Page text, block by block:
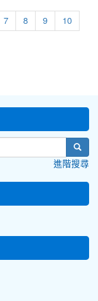
7 8 9 10
進階搜尋